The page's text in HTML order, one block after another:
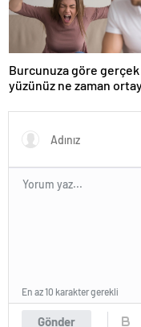
Burcunuza göre gerçek
yüzünüz ne zaman
Gönder
En az 10 karakter gerekli